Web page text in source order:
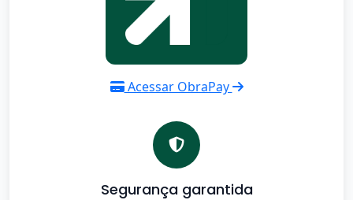
Acessar ObraPay
Segurança garantida